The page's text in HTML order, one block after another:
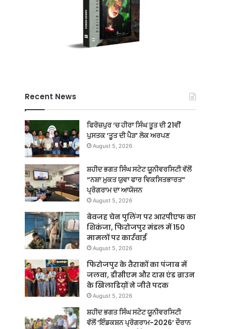
Recent News
ਫਿਰੋਜ਼ਪੁਰ ‘ਚ ਹੀਰਾ ਸਿੰਘ ਤੂਤ ਦੀ 21ਵੀਂ
ਪੁਸਤਕ ‘ਤੂਤ ਦੀ ਪੈੜ’ ਲੋਕ ਅਰਪਣ
August 5, 2026
ਸ਼ਹੀਦ ਭਗਤ ਸਿੰਘ ਸਟੇਟ ਯੂਨੀਵਰਸਿਟੀ ਵੱਲੋਂ
“ਨਸ਼ਾ ਮੁਕਤ ਯੁਵਾ ਫਾਰ ਵਿਕਸਿਤਭਾਰਤ”
ਪ੍ਰੋਗਰਾਮ ਦਾ ਆਯੋਜਨ
August 5, 2026
बेवजह चेन पुलिंग पर आरपीएफ का
शिकंजा, फिरोजपुर मंडल में 150
मामलों पर कार्रवाई
August 5, 2026
फिरोजपुर के तैराकों का पंजाब में
जलवा, डीसीएम और दास एंड ब्राउन
के खिलाडिय़ों ने जीते पदक
August 5, 2026
ਸ਼ਹੀਦ ਭਗਤ ਸਿੰਘ ਸਟੇਟ ਯੂਨੀਵਰਸਿਟੀ
ਵੱਲੋਂ ‘ਇੰਡਕਸ਼ਨ ਪ੍ਰੋਗਰਾਮ-2026’ ਦੌਰਾਨ